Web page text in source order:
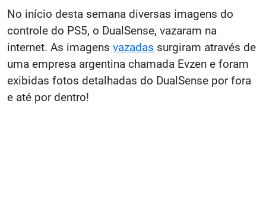
No início desta semana diversas imagens do
controle do PS5, o DualSense, vazaram na
internet. As imagens vazadas surgiram através de
uma empresa argentina chamada Evzen e foram
exibidas fotos detalhadas do DualSense por fora
e até por dentro!